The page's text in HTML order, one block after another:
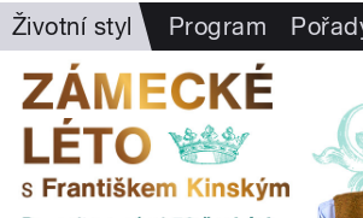
Životní styl Program